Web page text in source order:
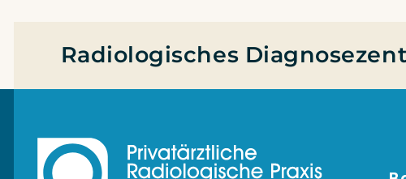
Radiologisches